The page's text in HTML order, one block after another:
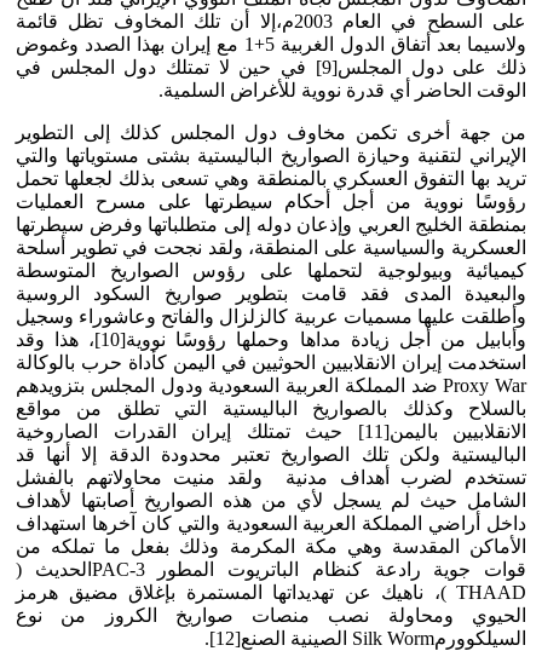
على السطح في العام 2003م،إلا أن تلك المخاوف تظل قائمة
ولاسيما بعد أتفاق الدول الغربية 5+1 مع إيران بهذا الصدد وغموض
ذلك على دول المجلس[9] في حين لا تمتلك دول المجلس في
الوقت الحاضر أي قدرة نووية للأغراض السلمية.
من جهة أخرى تكمن مخاوف دول المجلس كذلك إلى التطوير
الإيراني لتقنية وحيازة الصواريخ الباليستية بشتى مستوياتها والتي
تريد بها التفوق العسكري بالمنطقة وهي تسعى بذلك لجعلها تحمل
رؤوسًا نووية من أجل أحكام سيطرتها على مسرح العمليات
بمنطقة الخليج العربي وإذعان دوله إلى متطلباتها وفرض سيطرتها
العسكرية والسياسية على المنطقة، ولقد نجحت في تطوير أسلحة
كيميائية وبيولوجية لتحملها على رؤوس الصواريخ المتوسطة
والبعيدة المدى فقد قامت بتطوير صواريخ السكود الروسية
وأطلقت عليها مسميات عربية كالزلزال والفاتح وعاشوراء وسجيل
وأبابيل من أجل زيادة مداها وحملها رؤوسًا نووية[10]، هذا وقد
استخدمت إيران الانقلابيين الحوثيين في اليمن كأداة حرب بالوكالة
Proxy War ضد المملكة العربية السعودية ودول المجلس بتزويدهم
بالسلاح وكذلك بالصواريخ الباليستية التي تطلق من مواقع
الانقلابيين باليمن[11] حيث تمتلك إيران القدرات الصاروخية
الباليستية ولكن تلك الصواريخ تعتبر محدودة الدقة إلا أنها قد
تستخدم لضرب أهداف مدنية ولقد منيت محاولاتهم بالفشل
الشامل حيث لم يسجل لأي من هذه الصواريخ أصابتها لأهداف
داخل أراضي المملكة العربية السعودية والتي كان آخرها استهداف
الأماكن المقدسة وهي مكة المكرمة وذلك بفعل ما تملكه من
قوات جوية رادعة كنظام الباتريوت المطور PAC-3الحديث (
THAAD )، ناهيك عن تهديداتها المستمرة بإغلاق مضيق هرمز
الحيوي ومحاولة نصب منصات صواريخ الكروز من نوع
السيلكوورمSilk Worm الصينية الصنع[12].